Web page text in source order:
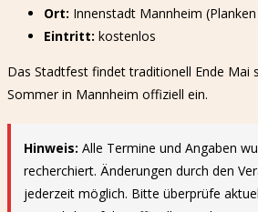
Ort: Innenstadt Mannheim
Eintritt: kostenlos
Das Stadtfest findet traditionell Ende Mai
Sommer in Mannheim offiziell ein.
Hinweis: Alle Termine und Angaben
recherchiert. Änderungen durch den
jederzeit möglich. Bitte überprüfe